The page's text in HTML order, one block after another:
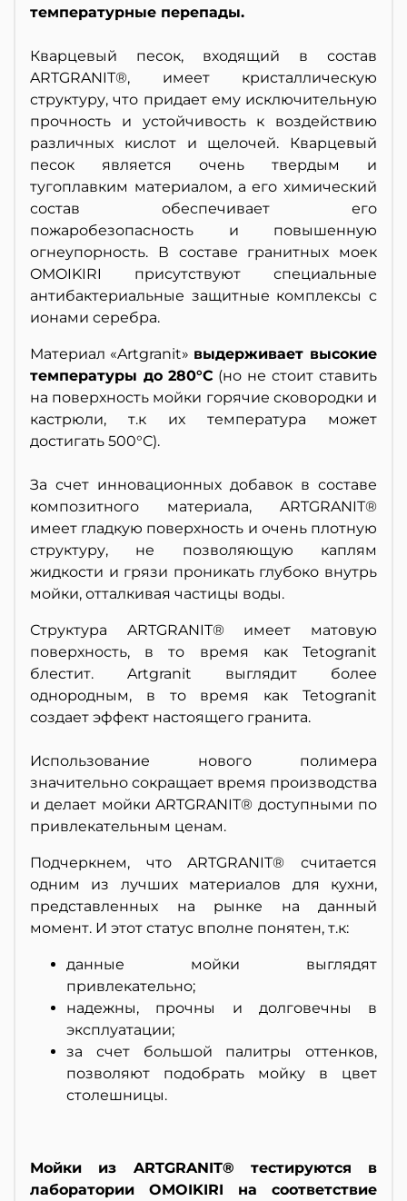
температурные перепады.
Кварцевый песок, входящий в состав
ARTGRANIT®, имеет кристаллическую
структуру, что придает ему исключительную
прочность и устойчивость к воздействию
различных кислот и щелочей. Кварцевый
песок является очень твердым и
тугоплавким материалом, а его химический
состав обеспечивает его
пожаробезопасность и повышенную
огнеупорность. В составе гранитных моек
OMOIKIRI присутствуют специальные
антибактериальные защитные комплексы с
ионами серебра.
Материал «Artgranit» выдерживает высокие
температуры до 280°С (но не стоит ставить
на поверхность мойки горячие сковородки и
кастрюли, т.к их температура может
достигать 500°С).
За счет инновационных добавок в составе
композитного материала, ARTGRANIT®
имеет гладкую поверхность и очень плотную
структуру, не позволяющую каплям
жидкости и грязи проникать глубоко внутрь
мойки, отталкивая частицы воды.
Структура ARTGRANIT® имеет матовую
поверхность, в то время как Tetogranit
блестит. Artgranit выглядит более
однородным, в то время как Tetogranit
создает эффект настоящего гранита.
Использование нового полимера
значительно сокращает время производства
и делает мойки ARTGRANIT® доступными по
привлекательным ценам.
Подчеркнем, что ARTGRANIT® считается
одним из лучших материалов для кухни,
представленных на рынке на данный
момент. И этот статус вполне понятен, т.к:
данные мойки выглядят
привлекательно;
надежны, прочны и долговечны в
эксплуатации;
за счет большой палитры оттенков,
позволяют подобрать мойку в цвет
столешницы.
Мойки из ARTGRANIT® тестируются в
лаборатории OMOIKIRI на соответствие